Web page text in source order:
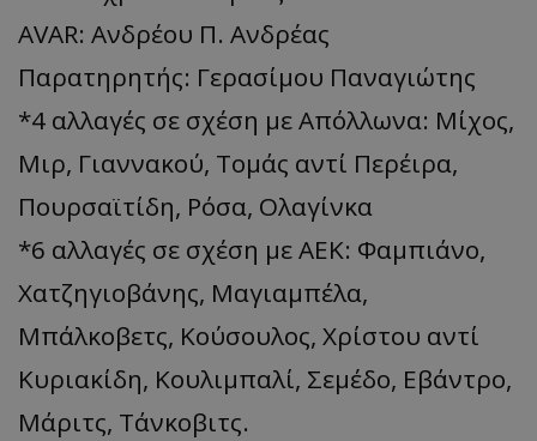
AVAR: Ανδρέου Π. Ανδρέας
Παρατηρητής: Γερασίμου Παναγιώτης
*4 αλλαγές σε σχέση με Απόλλωνα: Μίχος,
Μιρ, Γιαννακού, Τομάς αντί Περέιρα,
Πουρσαϊτίδη, Ρόσα, Ολαγίνκα
*6 αλλαγές σε σχέση με ΑΕΚ: Φαμπιάνο,
Χατζηγιοβάνης, Μαγιαμπέλα,
Μπάλκοβετς, Κούσουλος, Χρίστου αντί
Κυριακίδη, Κουλιμπαλί, Σεμέδο, Εβάντρο,
Μάριτς, Τάνκοβιτς.